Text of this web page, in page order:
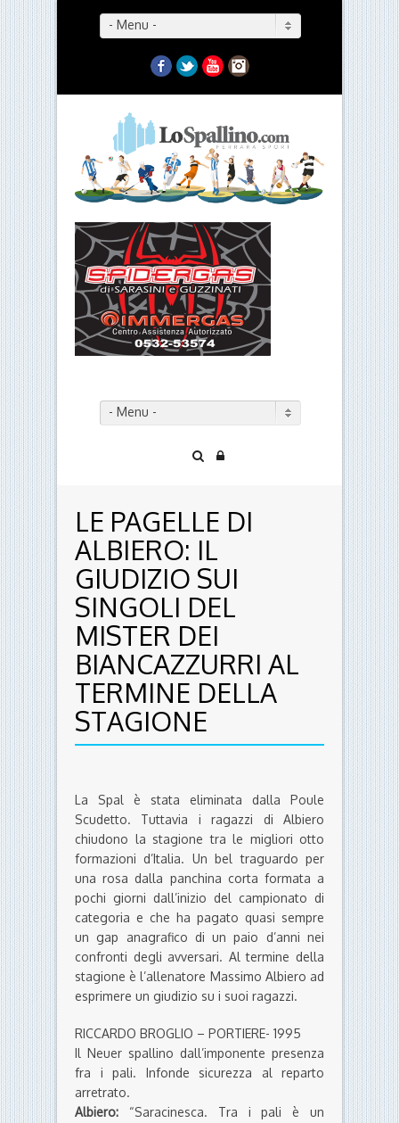
- Menu -
Facebook
TwitterYouTubeInstagram
- Menu -
LE PAGELLE DI
ALBIERO: IL
GIUDIZIO SUI
SINGOLI DEL
MISTER DEI
BIANCAZZURRI AL
TERMINE DELLA
STAGIONE
La Spal è stata eliminata dalla Poule
Scudetto. Tuttavia i ragazzi di Albiero
chiudono la stagione tra le migliori otto
formazioni d’Italia. Un bel traguardo per
una rosa dalla panchina corta formata a
pochi giorni dall’inizio del campionato di
categoria e che ha pagato quasi sempre
un gap anagrafico di un paio d’anni nei
confronti degli avversari. Al termine della
stagione è l’allenatore Massimo Albiero ad
esprimere un giudizio su i suoi ragazzi.
RICCARDO BROGLIO – PORTIERE- 1995
Il Neuer spallino dall’imponente presenza
fra i pali. Infonde sicurezza al reparto
arretrato.
Albiero: “Saracinesca. Tra i pali è un